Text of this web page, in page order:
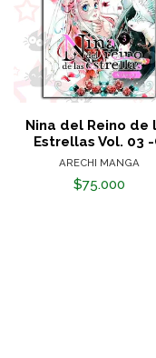
Nina del Reino de
Estrellas Vol. 03 -
ARECHI MANGA
$75.000